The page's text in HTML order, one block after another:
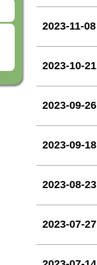
2023-11-08
2023-10-21
2023-09-26
2023-09-18
2023-08-23
2023-07-27